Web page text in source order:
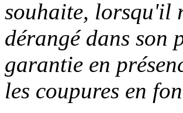
souhaite, lorsqu'il
dérangé dans son
garantie en
les coupures en